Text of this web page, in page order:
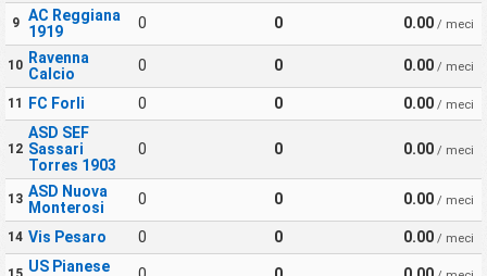
9
AC Reggiana
1919
0 0 0.00/ meci
10 Ravenna
Calcio
0 0 0.00/ meci
11 FC Forli 0 0 0.00/ meci
12
ASD SEF
Sassari
Torres 1903
0 0 0.00/ meci
13 ASD Nuova
Monterosi
0 0 0.00/ meci
14 Vis Pesaro 0 0 0.00/ meci
US Pianese